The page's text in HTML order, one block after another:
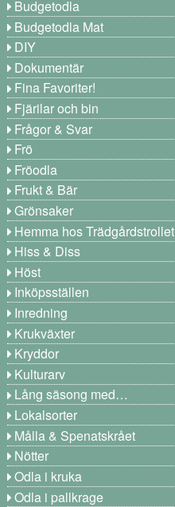
Budgetodla
Budgetodla Mat
DIY
Dokumentär
Fina Favoriter!
Fjärilar och bin
Frågor & Svar
Frö
Fröodla
Frukt & Bär
Grönsaker
Hemma hos Trädgårdstrollet
Hiss & Diss
Höst
Inköpsställen
Inredning
Krukväxter
Kryddor
Kulturarv
Lång säsong med…
Lokalsorter
Målla & Spenatskrået
Nötter
Odla i kruka
Odla i pallkrage